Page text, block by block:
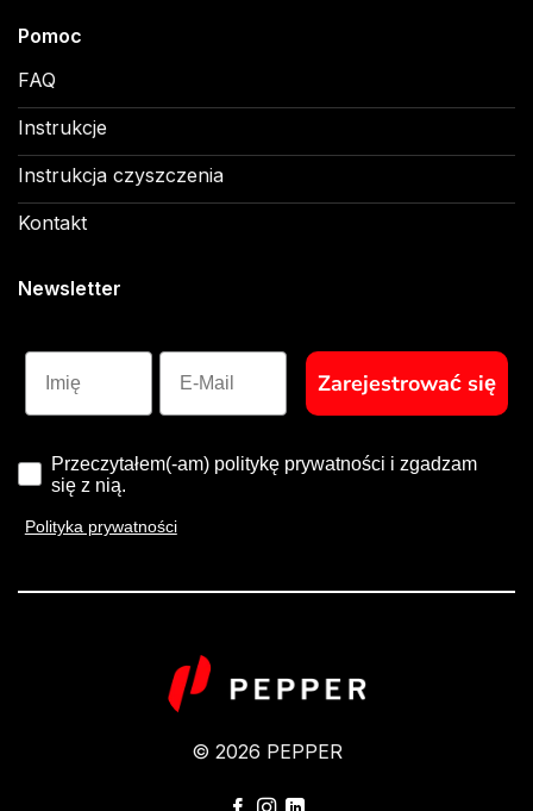
Pomoc
FAQ
Instrukcje
Instrukcja czyszczenia
Kontakt
Newsletter
Imię E-Mail
Zarejestrować się
Przeczytałem(-am) politykę prywatności i zgadzam
się z nią.
Polityka prywatności
© 2026 PEPPER